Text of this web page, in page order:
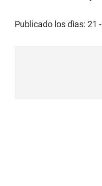
Publicado los dìas: 21